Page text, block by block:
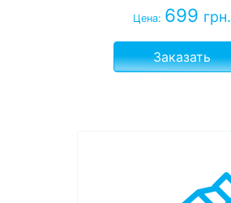
Цена: 699 грн.
Заказать